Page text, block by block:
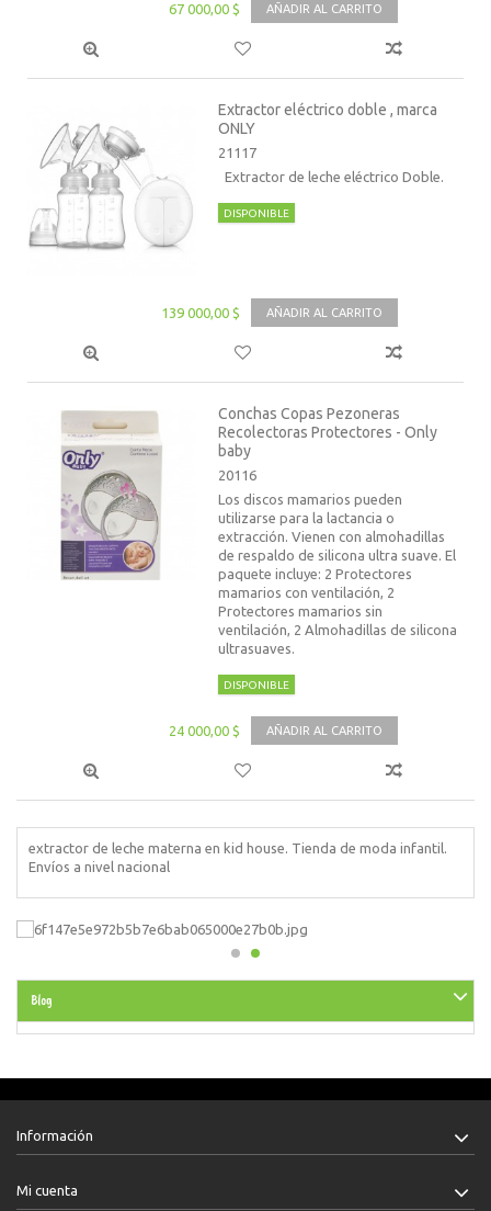
67 000,00 $ AÑADIR AL CARRITO
Extractor eléctrico doble , marca
ONLY
21117
Extractor de leche eléctrico Doble.
DISPONIBLE
139 000,00 $ AÑADIR AL CARRITO
Conchas Copas Pezoneras
Recolectoras Protectores - Only
baby
20116
Los discos mamarios pueden
utilizarse para la lactancia o
extracción. Vienen con almohadillas
de respaldo de silicona ultra suave. El
paquete incluye: 2 Protectores
mamarios con ventilación, 2
Protectores mamarios sin
ventilación, 2 Almohadillas de silicona
ultrasuaves.
DISPONIBLE
24 000,00 $ AÑADIR AL CARRITO
extractor de leche materna en kid house. Tienda de moda infantil.
Envíos a nivel nacional
Blog
Información
Mi cuenta